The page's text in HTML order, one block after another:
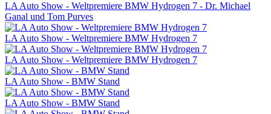
LA Auto Show - Weltpremiere BMW Hydrogen 7 - Dr. Michael
Ganal und Tom Purves
LA Auto Show - Weltpremiere BMW Hydrogen 7
LA Auto Show - Weltpremiere BMW Hydrogen 7
LA Auto Show - BMW Stand
LA Auto Show - BMW Stand